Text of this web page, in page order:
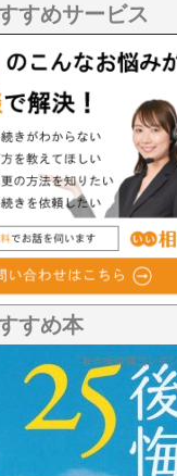
すめサービス
すめ本